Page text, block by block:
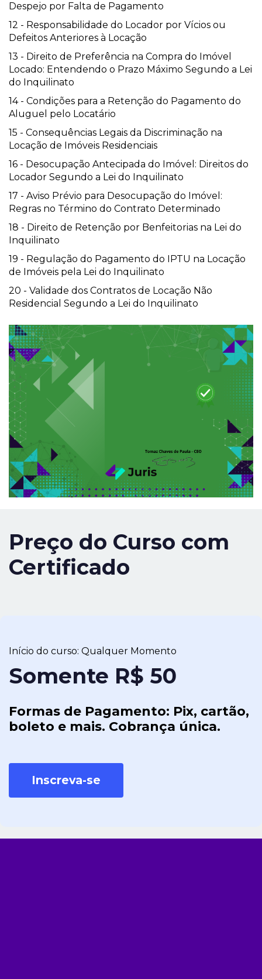
Despejo por Falta de Pagamento
12 - Responsabilidade do Locador por Vícios ou
Defeitos Anteriores à Locação
13 - Direito de Preferência na Compra do Imóvel
Locado: Entendendo o Prazo Máximo Segundo a Lei
do Inquilinato
14 - Condições para a Retenção do Pagamento do
Aluguel pelo Locatário
15 - Consequências Legais da Discriminação na
Locação de Imóveis Residenciais
16 - Desocupação Antecipada do Imóvel: Direitos do
Locador Segundo a Lei do Inquilinato
17 - Aviso Prévio para Desocupação do Imóvel:
Regras no Término do Contrato Determinado
18 - Direito de Retenção por Benfeitorias na Lei do
Inquilinato
19 - Regulação do Pagamento do IPTU na Locação
de Imóveis pela Lei do Inquilinato
20 - Validade dos Contratos de Locação Não
Residencial Segundo a Lei do Inquilinato
Preço do Curso com
Certificado
Início do curso: Qualquer Momento
Somente R$ 50
Formas de Pagamento: Pix, cartão,
boleto e mais. Cobrança única.
Inscreva-se